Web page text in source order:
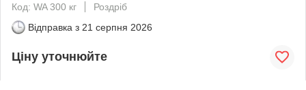
Код: WA 300 кг
Роздріб
Відправка з 21 серпня 2026
Ціну уточнюйте